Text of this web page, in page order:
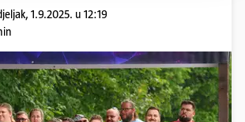
1.9.2025. u 12:19